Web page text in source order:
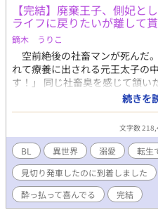
【完結】廃棄王子、側妃と
ライフに戻りたいが離して
鏑木 うりこ
空前絶後の社畜マンが死ん
れて療養に出される元王太子の
す！」 同じ社畜臭を感じて頷い
売り渡されてしまった！ 話が
愛してくるだと？！ ゆるーい
結致しました( ´ ▽ ` )緩い番外
書き。 〇セイリオス＆クロー
団に謎のオブジェがある話 ○
○ビリビリ腕輪の活用法 ○進
行く話 ○孫が可愛いだけだなん
ラムの話） ○なんかウチの村で
（田んぼを耕すディエスの話
続きを
文字数
BL 異世界 溺愛
転生
見切り発車したのに到着しました
酔っ払って喜んでる
完結